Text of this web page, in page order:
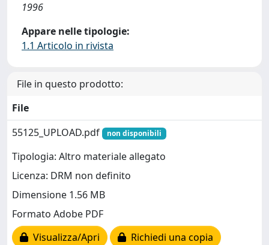
1996
Appare nelle tipologie:
1.1 Articolo in rivista
File in questo prodotto:
File
55125_UPLOAD.pdf
non disponibili
Tipologia: Altro materiale allegato
Licenza: DRM non definito
Dimensione 1.56 MB
Formato Adobe PDF
Visualizza/Apri
Richiedi una copia